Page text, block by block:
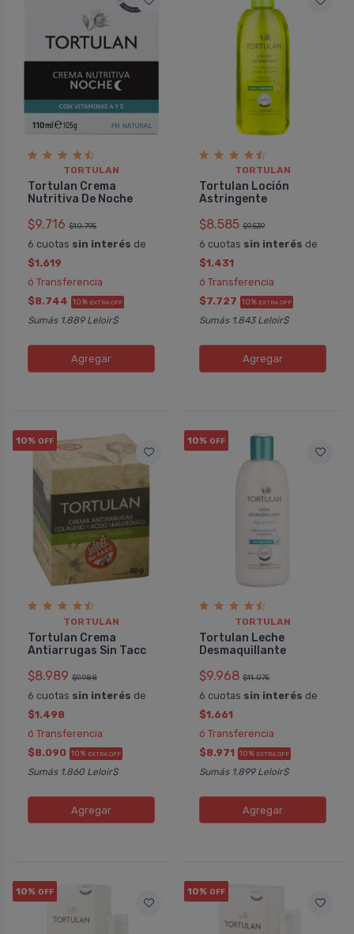
TORTULAN
Tortulan Crema
Nutritiva De Noche
$9.716 $10.795
6 cuotas sin interés de
$1.619
ó Transferencia
$8.744 10% EXTRA OFF
Sumás 1.889 Leloir$
Agregar
TORTULAN
Tortulan Loción
Astringente
$8.585 $9.539
6 cuotas sin interés de
$1.431
ó Transferencia
$7.727 10% EXTRA OFF
Sumás 1.843 Leloir$
Agregar
10% OFF
TORTULAN
Tortulan Crema
Antiarrugas Sin Tacc
$8.989 $9.988
6 cuotas sin interés de
$1.498
ó Transferencia
$8.090 10% EXTRA OFF
Sumás 1.860 Leloir$
Agregar
10% OFF
TORTULAN
Tortulan Leche
Desmaquillante
$9.968 $11.075
6 cuotas sin interés de
$1.661
ó Transferencia
$8.971 10% EXTRA OFF
Sumás 1.899 Leloir$
Agregar
10% OFF 10% OFF